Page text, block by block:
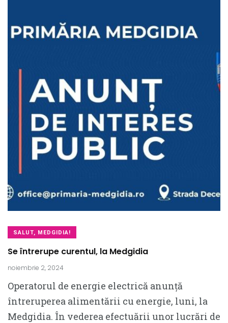
SALUT, MEDGIDIA!
Se întrerupe curentul, la Medgidia
noiembrie 2, 2024
Operatorul de energie electrică anunță
întreruperea alimentării cu energie, luni, la
Medgidia. În vederea efectuării unor lucrări de